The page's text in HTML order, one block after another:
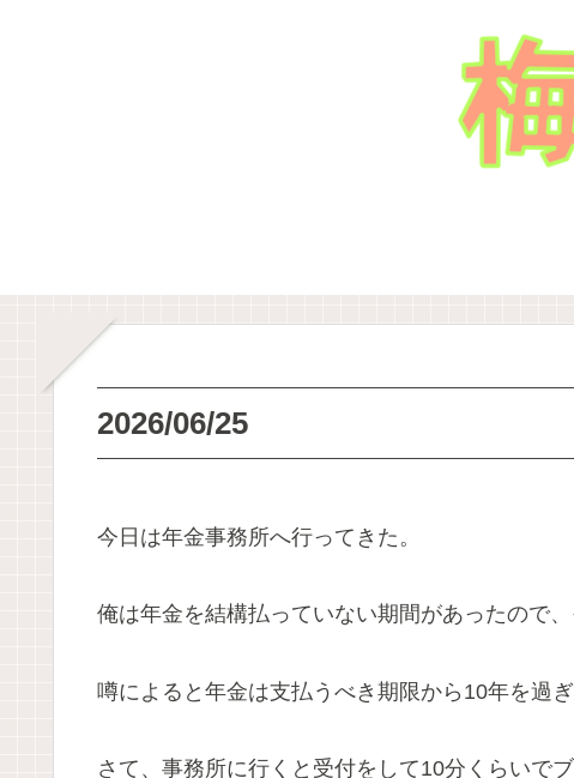
2026/06/25
今日は年金事務所へ行ってきた。
俺は年金を結構払っていない期間があったので
噂によると年金は支払うべき期限から10年を過
さて、事務所に行くと受付をして10分くらいで